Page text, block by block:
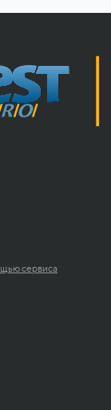
сервиса